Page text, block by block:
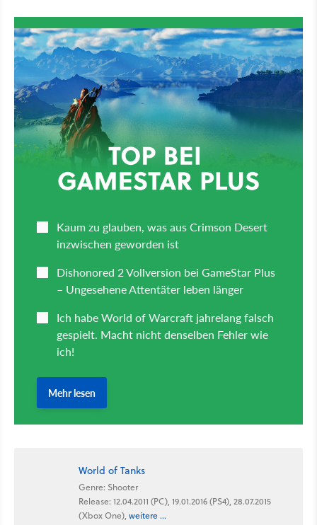
World of Tanks
Genre: Shooter
Release: 12.04.2011 (PC), 19.01.2016 (PS4), 28.07.2015
(Xbox One), weitere ...